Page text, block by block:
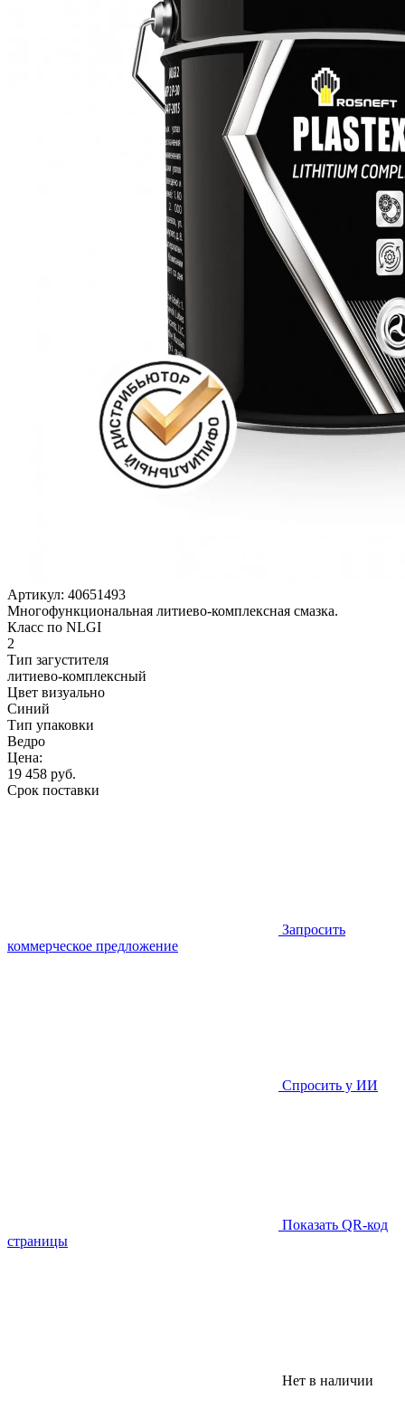
Артикул: 40651493
Многофункциональная литиево-комплексная смазка.
Класс по NLGI
2
Тип загустителя
литиево-комплексный
Цвет визуально
Синий
Тип упаковки
Ведро
Цена:
19 458 руб.
Срок поставки
Запросить
коммерческое предложение
Спросить у ИИ
Показать QR-код
страницы
Нет в наличии